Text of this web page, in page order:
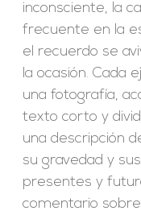
inconsciente, la
frecuente en la
el recuerdo se
la ocasión. Cada
una fotografía,
texto corto y
una descripción
su gravedad y
presentes y
comentario